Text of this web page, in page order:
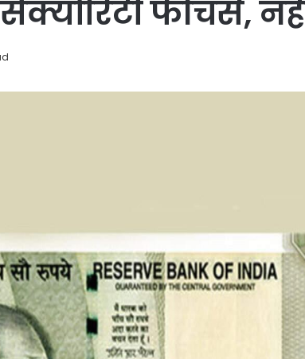
फीचर्स,